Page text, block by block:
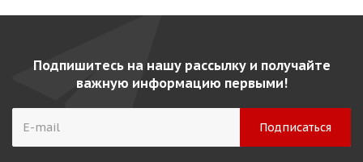
Подпишитесь на нашу рассылку и получайте
важную информацию первыми!